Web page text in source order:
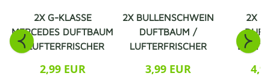
2X G-KLASSE
MERCEDES DUFTBAUM
/ LUFTERFRISCHER
2,99 EUR
2X BULLENSCHWEIN
DUFTBAUM /
LUFTERFRISCHER
3,99 EUR
2X